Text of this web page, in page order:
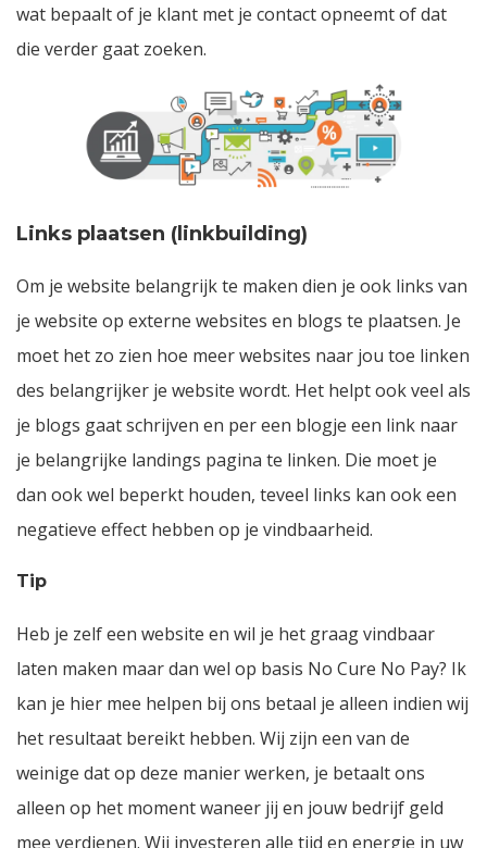
wat bepaalt of je klant met je contact opneemt of dat
die verder gaat zoeken.
Links plaatsen (linkbuilding)
Om je website belangrijk te maken dien je ook links van
je website op externe websites en blogs te plaatsen. Je
moet het zo zien hoe meer websites naar jou toe linken
des belangrijker je website wordt. Het helpt ook veel als
je blogs gaat schrijven en per een blogje een link naar
je belangrijke landings pagina te linken. Die moet je
dan ook wel beperkt houden, teveel links kan ook een
negatieve effect hebben op je vindbaarheid.
Tip
Heb je zelf een website en wil je het graag vindbaar
laten maken maar dan wel op basis No Cure No Pay? Ik
kan je hier mee helpen bij ons betaal je alleen indien wij
het resultaat bereikt hebben. Wij zijn een van de
weinige dat op deze manier werken, je betaalt ons
alleen op het moment waneer jij en jouw bedrijf geld
mee verdienen. Wij investeren alle tijd en energie in uw